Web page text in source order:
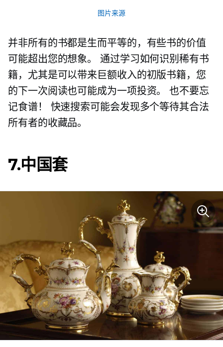
图片来源
并非所有的书都是生而平等的，有些书的价值
可能超出您的想象。 通过学习如何识别稀有书
籍，尤其是可以带来巨额收入的初版书籍，您
的下一次阅读也可能成为一项投资。 也不要忘
记食谱！ 快速搜索可能会发现多个等待其合法
所有者的收藏品。
7.中国套